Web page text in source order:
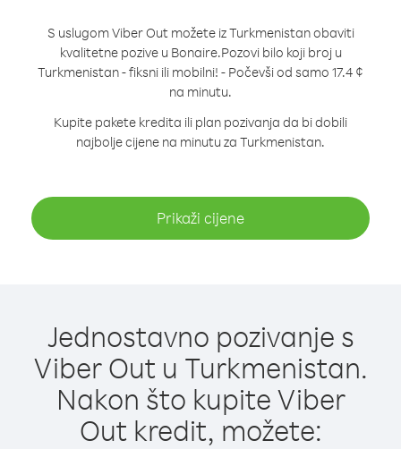
S uslugom Viber Out možete iz Turkmenistan obaviti
kvalitetne pozive u Bonaire.Pozovi bilo koji broj u
Turkmenistan - fiksni ili mobilni! - Počevši od samo 17.4 ¢
na minutu.
Kupite pakete kredita ili plan pozivanja da bi dobili
najbolje cijene na minutu za Turkmenistan.
Prikaži cijene
Jednostavno pozivanje s
Viber Out u Turkmenistan.
Nakon što kupite Viber
Out kredit, možete: